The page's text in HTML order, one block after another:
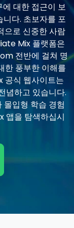
대한 접근이 보
다. 초보자를 포
으로 신중한 사람
Mix 플랫폼은
전반에 걸쳐 명
한 풍부한 이해를
공식 웹사이트는
념하고 있습니다.
입형 학습 경험
앱을 탐색하십시